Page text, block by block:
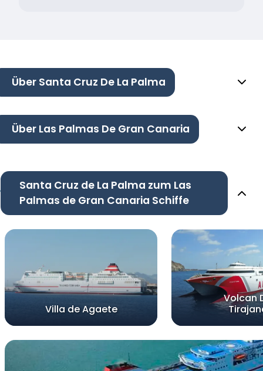
Über Santa Cruz De La Palma
Über Las Palmas De Gran Canaria
Santa Cruz de La Palma zum Las
Palmas de Gran Canaria Schiffe
Villa de Agaete
Volcan